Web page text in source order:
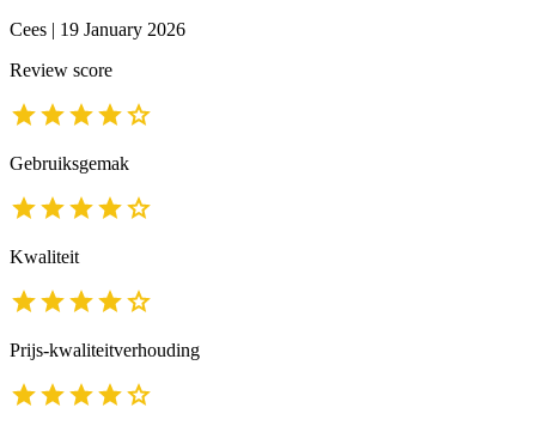
Cees | 19 January 2026
Review score
Gebruiksgemak
Kwaliteit
Prijs-kwaliteitverhouding